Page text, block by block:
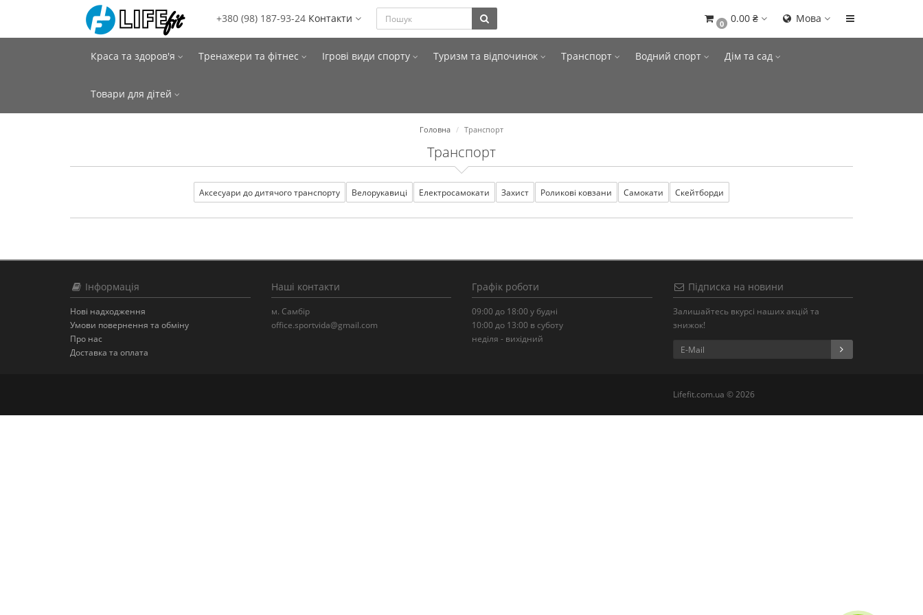
+380 (98) 187-93-24 Контакти 0 0.00 ₴ Мова
Краса та здоров'я Тренажери та фітнес Ігрові види спорту Туризм та відпочинок Транспорт Водний спорт Дім та сад
Товари для дітей
Головна Транспорт
Транспорт
Аксесуари до дитячого транспорту Велорукавиці Електросамокати Захист Роликові ковзани Самокати Скейтборди
Інформація
Нові надходження
Умови повернення та обміну
Про нас
Доставка та оплата
Наші контакти
м. Самбір
office.sportvida@gmail.com
Графік роботи
09:00 до 18:00 у будні
10:00 до 13:00 в суботу
неділя - вихідний
Підписка на новини
Залишайтесь вкурсі наших акцій та
знижок!
Lifefit.com.ua © 2026